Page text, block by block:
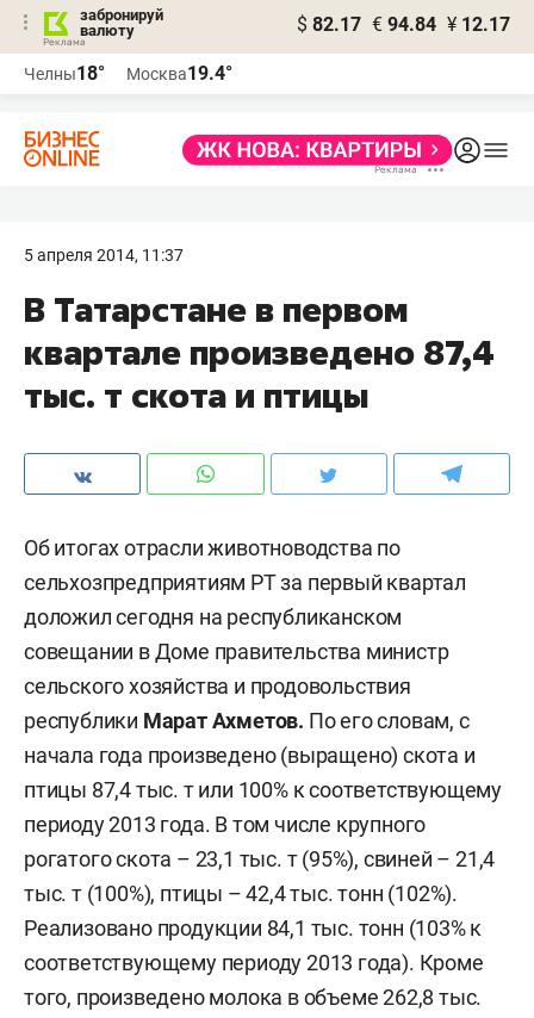
забронируй
валюту
$ 82.17 € 94.84 ¥ 12.17
Челны18° Москва19.4°
5 апреля 2014, 11:37
В Татарстане в первом
квартале произведено 87,4
тыс. т скота и птицы
Об итогах отрасли животноводства по
сельхозпредприятиям РТ за первый квартал
доложил сегодня на республиканском
совещании в Доме правительства министр
сельского хозяйства и продовольствия
республики Марат Ахметов. По его словам, с
начала года произведено (выращено) скота и
птицы 87,4 тыс. т или 100% к соответствующему
периоду 2013 года. В том числе крупного
рогатого скота – 23,1 тыс. т (95%), свиней – 21,4
тыс. т (100%), птицы – 42,4 тыс. тонн (102%).
Реализовано продукции 84,1 тыс. тонн (103% к
соответствующему периоду 2013 года). Кроме
того, произведено молока в объеме 262,8 тыс.